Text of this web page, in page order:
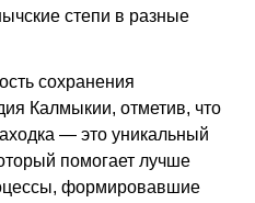
степи в разные
сохранения
Калмыкии, отметив, что
— это уникальный
помогает лучше
формировавшие